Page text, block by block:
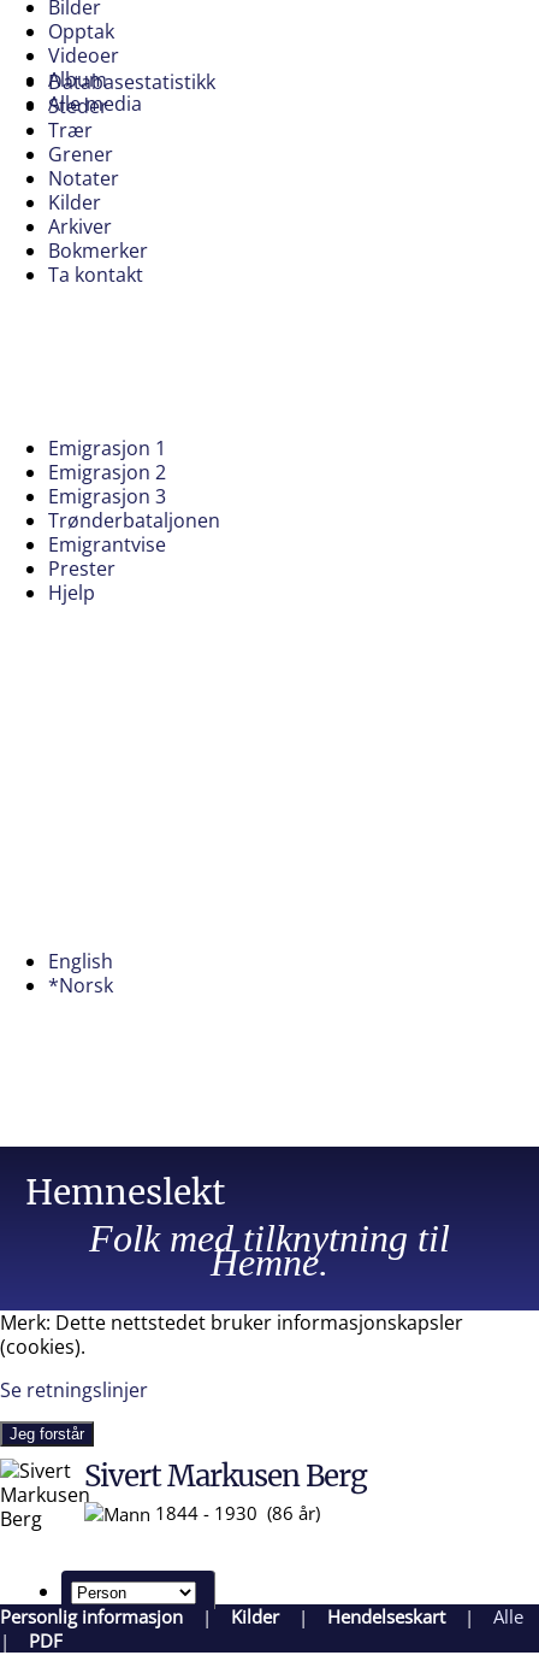
Bilder
Opptak
Videoer
Album
Alle media
Databasestatistikk
Steder
Trær
Grener
Notater
Kilder
Arkiver
Bokmerker
Ta kontakt
Emigrasjon 1
Emigrasjon 2
Emigrasjon 3
Trønderbataljonen
Emigrantvise
Prester
Hjelp
English
*Norsk
Hemneslekt
Folk med tilknytning til
Hemne.
Merk: Dette nettstedet bruker informasjonskapsler
(cookies).
Se retningslinjer
Jeg forstår
Sivert Markusen Berg
1844 - 1930 (86 år)
Personlig informasjon | Kilder| Hendelseskart| Alle
| PDF